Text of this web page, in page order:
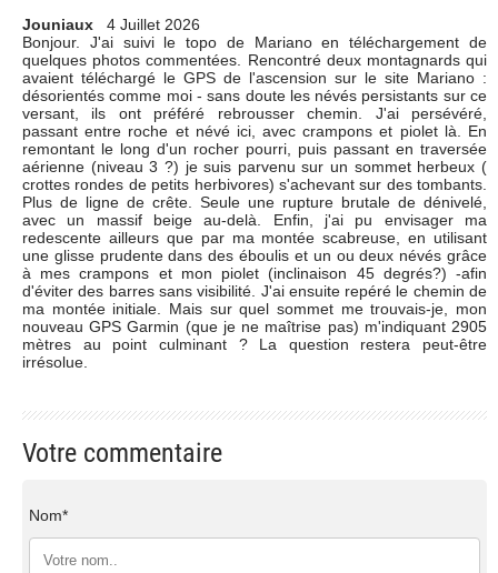
Jouniaux
4 Juillet 2026
Bonjour. J'ai suivi le topo de Mariano en téléchargement de
quelques photos commentées. Rencontré deux montagnards qui
avaient téléchargé le GPS de l'ascension sur le site Mariano :
désorientés comme moi - sans doute les névés persistants sur ce
versant, ils ont préféré rebrousser chemin. J'ai persévéré,
passant entre roche et névé ici, avec crampons et piolet là. En
remontant le long d'un rocher pourri, puis passant en traversée
aérienne (niveau 3 ?) je suis parvenu sur un sommet herbeux (
crottes rondes de petits herbivores) s'achevant sur des tombants.
Plus de ligne de crête. Seule une rupture brutale de dénivelé,
avec un massif beige au-delà. Enfin, j'ai pu envisager ma
redescente ailleurs que par ma montée scabreuse, en utilisant
une glisse prudente dans des éboulis et un ou deux névés grâce
à mes crampons et mon piolet (inclinaison 45 degrés?) -afin
d'éviter des barres sans visibilité. J'ai ensuite repéré le chemin de
ma montée initiale. Mais sur quel sommet me trouvais-je, mon
nouveau GPS Garmin (que je ne maîtrise pas) m'indiquant 2905
mètres au point culminant ? La question restera peut-être
irrésolue.
Votre commentaire
Nom*